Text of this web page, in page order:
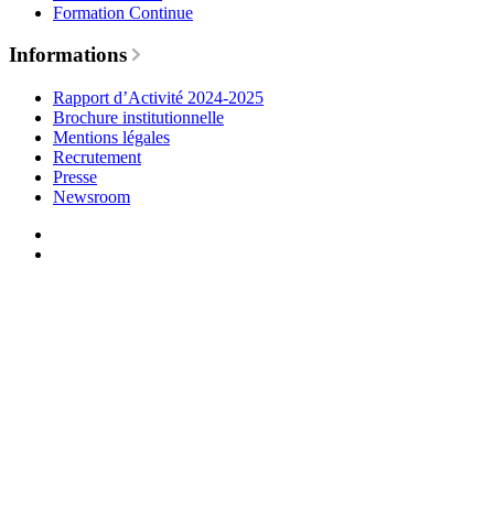
Formation Continue
Informations
Rapport d’Activité 2024-2025
Brochure institutionnelle
Mentions légales
Recrutement
Presse
Newsroom